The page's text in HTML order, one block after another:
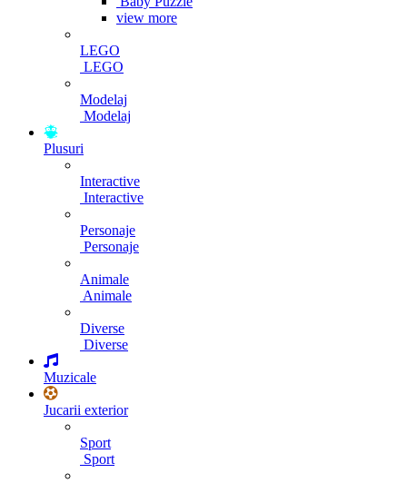
view more
LEGO
LEGO
Modelaj
Modelaj
Plusuri
Interactive
Interactive
Personaje
Personaje
Animale
Animale
Diverse
Diverse
Muzicale
Jucarii exterior
Sport
Sport